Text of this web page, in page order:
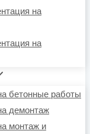
на
на
бетонные работы
демонтаж
монтаж и